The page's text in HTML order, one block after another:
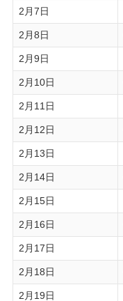
2月7日
2月8日
2月9日
2月10日
2月11日
2月12日
2月13日
2月14日
2月15日
2月16日
2月17日
2月18日
2月19日